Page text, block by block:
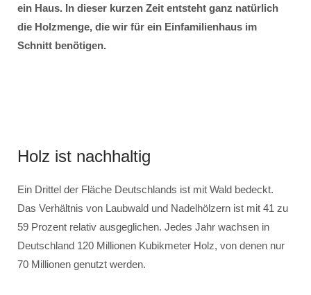
ein Haus. In dieser kurzen Zeit entsteht ganz natürlich
die Holzmenge, die wir für ein Einfamilienhaus im
Schnitt benötigen.
Holz ist nachhaltig
Ein Drittel der Fläche Deutschlands ist mit Wald bedeckt.
Das Verhältnis von Laubwald und Nadelhölzern ist mit 41 zu
59 Prozent relativ ausgeglichen. Jedes Jahr wachsen in
Deutschland 120 Millionen Kubikmeter Holz, von denen nur
70 Millionen genutzt werden.